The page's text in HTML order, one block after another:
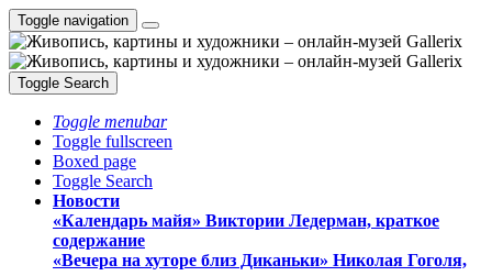
Toggle navigation
Toggle Search
Toggle menubar
Toggle fullscreen
Boxed page
Toggle Search
Новости
«Календарь майя» Виктории Ледерман, краткое
содержание
«Вечера на хуторе близ Диканьки» Николая Гоголя,